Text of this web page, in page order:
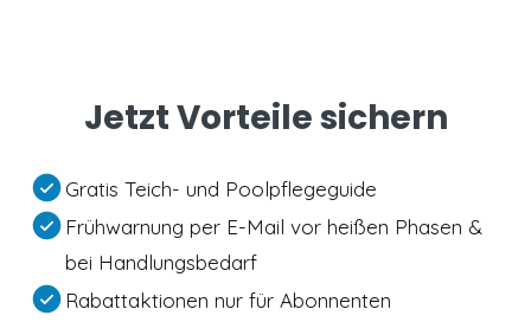
Jetzt Vorteile sichern
Gratis Teich- und Poolpflegeguide
Frühwarnung per E-Mail vor heißen Phasen &
bei Handlungsbedarf
Rabattaktionen nur für Abonnenten